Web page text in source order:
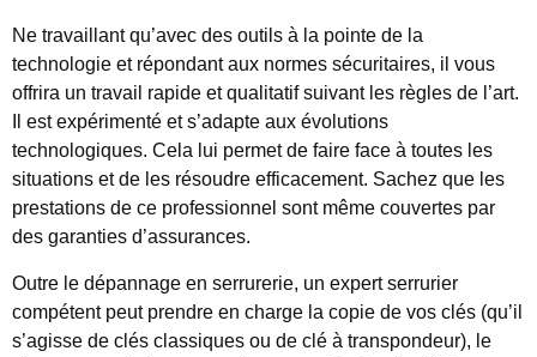
Ne travaillant qu’avec des outils à la pointe de la
technologie et répondant aux normes sécuritaires, il vous
offrira un travail rapide et qualitatif suivant les règles de l’art.
Il est expérimenté et s’adapte aux évolutions
technologiques. Cela lui permet de faire face à toutes les
situations et de les résoudre efficacement. Sachez que les
prestations de ce professionnel sont même couvertes par
des garanties d’assurances.
Outre le dépannage en serrurerie, un expert serrurier
compétent peut prendre en charge la copie de vos clés (qu’il
s’agisse de clés classiques ou de clé à transpondeur), le